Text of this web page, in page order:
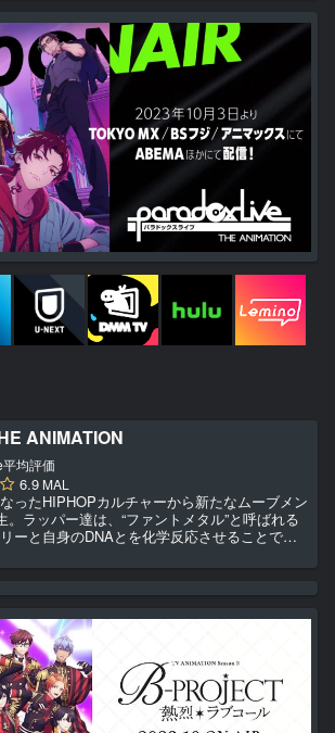
ANIMATION
均評価
6.9 MAL
ったHIPHOPカルチャーから新たなムーブメン
。ラッパー達は、“ファントメタル”と呼ばれる
ーと自身のDNAとを化学反応させることで感
れぞれの音楽ジャンルで人気トップを走る